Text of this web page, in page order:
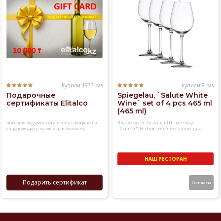
Купили 1973 раз
Подарочные
сертификаты Elitalco
Выберите подарочный онлайн-сертификат и
отправьте другу, коллеге или близкому
Подарить сертификат
Купили 9 раз
Spiegelau, `Salute White
Wine` set of 4 pcs 465 ml
(465 ml)
Фужеры и бокалы Шпигелау,
"Салют" Набор из 4 бокалов для
НАШ РЕСТОРАН
Ожидаем